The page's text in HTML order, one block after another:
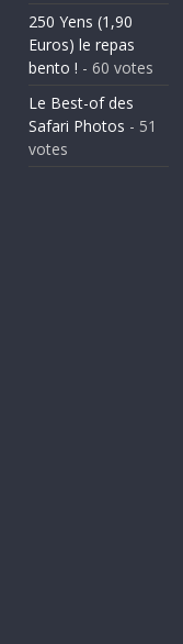
250 Yens (1,90
Euros) le repas
bento ! - 60 votes
Le Best-of des
Safari Photos - 51
votes